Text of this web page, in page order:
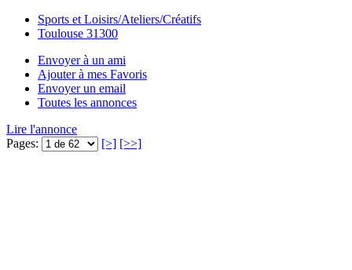
Sports et Loisirs/Ateliers/Créatifs
Toulouse 31300
Envoyer à un ami
Ajouter à mes Favoris
Envoyer un email
Toutes les annonces
Lire l'annonce
Pages:
[>] [>>]